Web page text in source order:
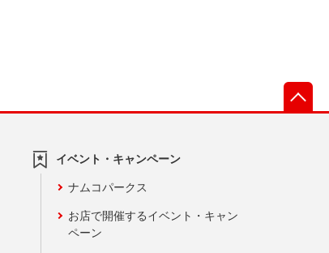
イベント・キャンペーン
ナムコパークス
お店で開催するイベント・キャン
ペーン